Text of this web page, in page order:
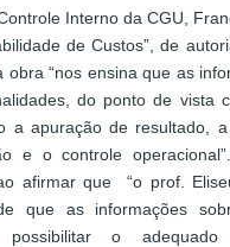
Interno da CGU,
de Custos”, de
obra “nos ensina que as
do ponto de vista
a apuração de resultado,
e o controle
afirmar que “o prof.
que as informações
possibilitar o